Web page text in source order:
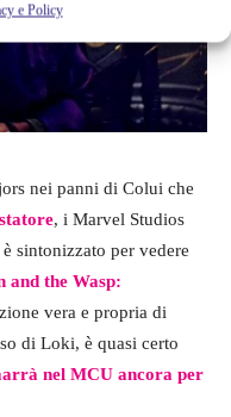
e Policy
nei panni di Colui che
, i Marvel Studios
sintonizzato per vedere
and the Wasp:
vera e propria di
di Loki, è quasi certo
nel MCU ancora per